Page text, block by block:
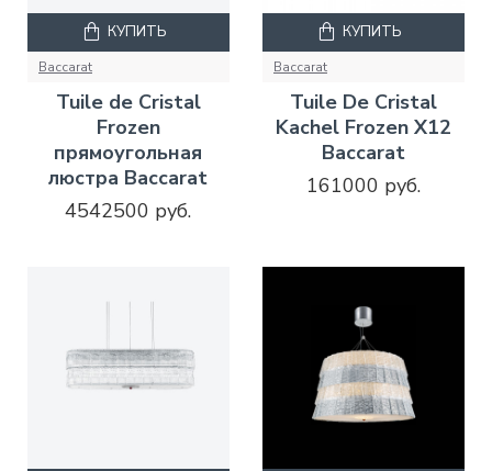
Baccarat
Tuile de Cristal
Frozen
прямоугольная
люстра Baccarat
4542500 руб.
КУПИТЬ
Baccarat
Tuile De Cristal
Kachel Frozen X12
Baccarat
161000 руб.
КУПИТЬ